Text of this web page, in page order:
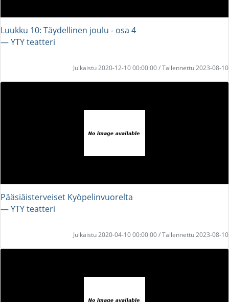
Luukku 10: Täydellinen joulu - osa 4
― YTY teatteri
Julkaistu 2020-12-10 00:00:00 / Tallennettu 2023-08-10
Pääsiäisterveiset Kyöpelinvuorelta
― YTY teatteri
Julkaistu 2020-04-10 00:00:00 / Tallennettu 2023-08-10